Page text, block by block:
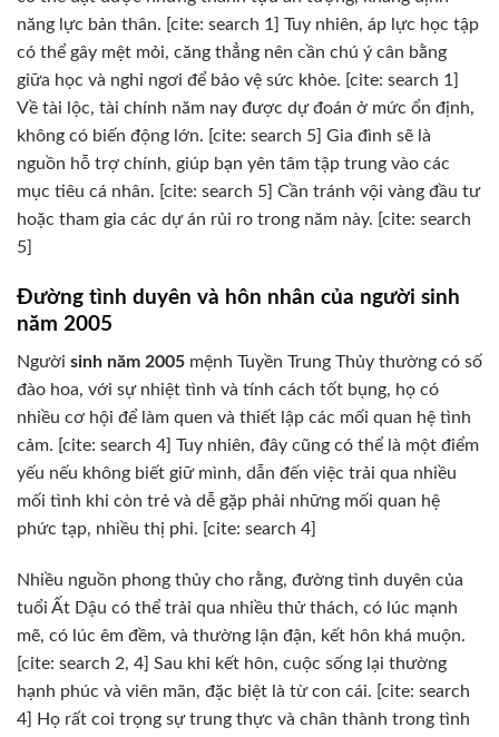
năng lực bản thân. [cite: search 1] Tuy nhiên, áp lực học tập
có thể gây mệt mỏi, căng thẳng nên cần chú ý cân bằng
giữa học và nghỉ ngơi để bảo vệ sức khỏe. [cite: search 1]
Về tài lộc, tài chính năm nay được dự đoán ở mức ổn định,
không có biến động lớn. [cite: search 5] Gia đình sẽ là
nguồn hỗ trợ chính, giúp bạn yên tâm tập trung vào các
mục tiêu cá nhân. [cite: search 5] Cần tránh vội vàng đầu tư
hoặc tham gia các dự án rủi ro trong năm này. [cite: search
5]
Đường tình duyên và hôn nhân của người sinh
năm 2005
Người sinh năm 2005 mệnh Tuyền Trung Thủy thường có số
đào hoa, với sự nhiệt tình và tính cách tốt bụng, họ có
nhiều cơ hội để làm quen và thiết lập các mối quan hệ tình
cảm. [cite: search 4] Tuy nhiên, đây cũng có thể là một điểm
yếu nếu không biết giữ mình, dẫn đến việc trải qua nhiều
mối tình khi còn trẻ và dễ gặp phải những mối quan hệ
phức tạp, nhiều thị phi. [cite: search 4]
Nhiều nguồn phong thủy cho rằng, đường tình duyên của
tuổi Ất Dậu có thể trải qua nhiều thử thách, có lúc mạnh
mẽ, có lúc êm đềm, và thường lận đận, kết hôn khá muộn.
[cite: search 2, 4] Sau khi kết hôn, cuộc sống lại thường
hạnh phúc và viên mãn, đặc biệt là từ con cái. [cite: search
4] Họ rất coi trọng sự trung thực và chân thành trong tình